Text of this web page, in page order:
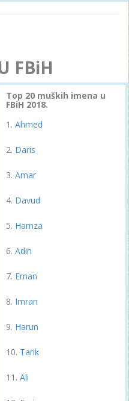
FBiH
Top 20 muških imena u
FBiH 2018.
Ahmed
Daris
Amar
Davud
Hamza
Adin
Eman
Imran
Harun
Tarik
Ali